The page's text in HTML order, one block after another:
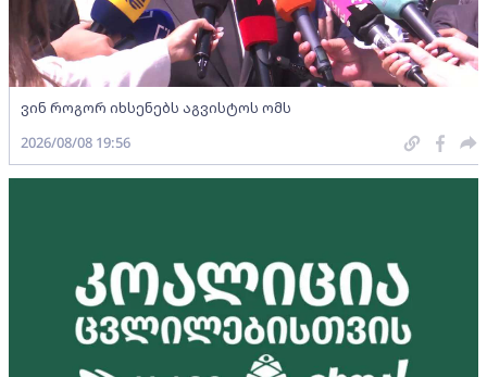
ვინ როგორ იხსენებს აგვისტოს ომს
2026/08/08 19:56